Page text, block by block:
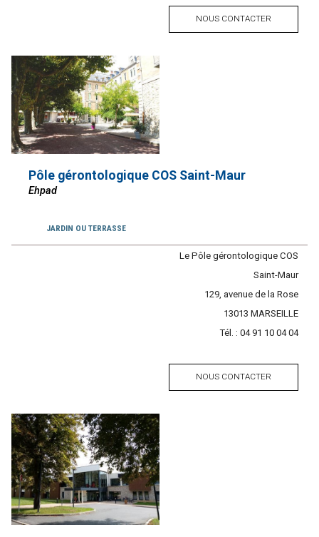
NOUS CONTACTER
Pôle gérontologique COS Saint-Maur
Ehpad
Services
JARDIN OU TERRASSE
Contacter
Le Pôle gérontologique COS
Saint-Maur
Adresse129, avenue de la Rose
Code
postal
13013 Ville
MARSEILLE
Tél. : Tél.
04 91 10 04 04
NOUS CONTACTER